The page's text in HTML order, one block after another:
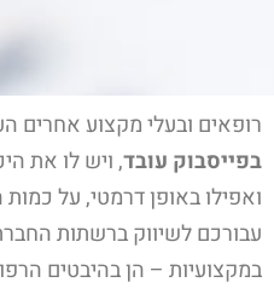
רופאים ובעלי מקצוע אחרים
בפייסבוק עובד, ויש לו את
ואפילו באופן דרמטי, על
עבורכם לשיווק ברשתות
במקצועיות – הן בהיבטים